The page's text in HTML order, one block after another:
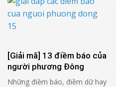
trong môi trường sống. Đây
được coi là hai yếu tố gây ô
nhiễm không khí trên thế giới.
[Giải mã] 13 điềm báo của
người phương Đông
Những điềm báo, điềm dữ hay